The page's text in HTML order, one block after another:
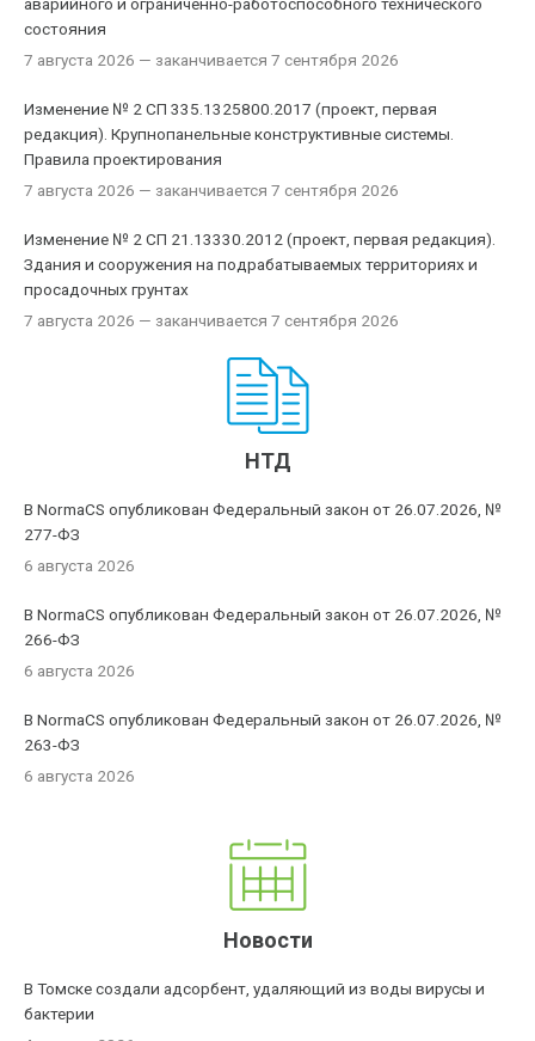
состояния
7 августа 2026 — заканчивается 7 сентября 2026
Изменение № 2 СП 335.1325800.2017 (проект, первая
редакция). Крупнопанельные конструктивные системы.
Правила проектирования
7 августа 2026 — заканчивается 7 сентября 2026
Изменение № 2 СП 21.13330.2012 (проект, первая редакция).
Здания и сооружения на подрабатываемых территориях и
просадочных грунтах
7 августа 2026 — заканчивается 7 сентября 2026
НТД
В NormaCS опубликован Федеральный закон от 26.07.2026, №
277-ФЗ
6 августа 2026
В NormaCS опубликован Федеральный закон от 26.07.2026, №
266-ФЗ
6 августа 2026
В NormaCS опубликован Федеральный закон от 26.07.2026, №
263-ФЗ
6 августа 2026
Новости
В Томске создали адсорбент, удаляющий из воды вирусы и
бактерии